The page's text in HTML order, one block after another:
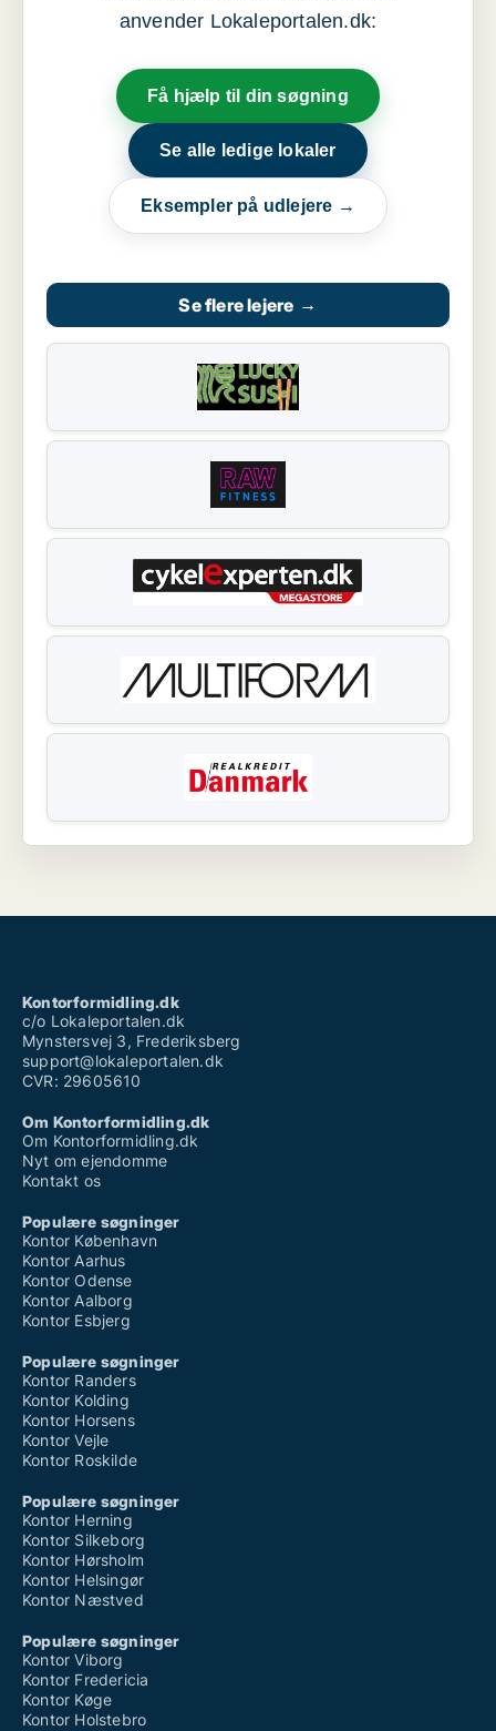
anvender Lokaleportalen.dk:
Få hjælp til din søgning
Se alle ledige lokaler
Eksempler på udlejere →
Se flere lejere →
Kontorformidling.dk
c/o Lokaleportalen.dk
Mynstersvej 3, Frederiksberg
support@lokaleportalen.dk
CVR: 29605610
Om Kontorformidling.dk
Om Kontorformidling.dk
Nyt om ejendomme
Kontakt os
Populære søgninger
Kontor København
Kontor Aarhus
Kontor Odense
Kontor Aalborg
Kontor Esbjerg
Populære søgninger
Kontor Randers
Kontor Kolding
Kontor Horsens
Kontor Vejle
Kontor Roskilde
Populære søgninger
Kontor Herning
Kontor Silkeborg
Kontor Hørsholm
Kontor Helsingør
Kontor Næstved
Populære søgninger
Kontor Viborg
Kontor Fredericia
Kontor Køge
Kontor Holstebro